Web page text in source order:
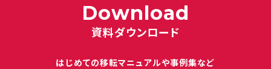
Download
資料ダウンロード
はじめての移転マニュアルや事例集など